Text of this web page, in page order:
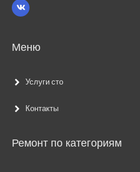
Меню
Услуги сто
Контакты
Ремонт по категориям